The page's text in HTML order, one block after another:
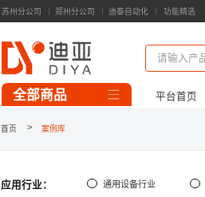
苏州分公司 郑州分公司 迪泰自动化 功能精选
精益管零部件 精益工装模组 输送线模组
全部商品
一代精益管/连接件
铝型材/连接件
平台首页
首页 > 案例库
应用行业： 通用设备行业